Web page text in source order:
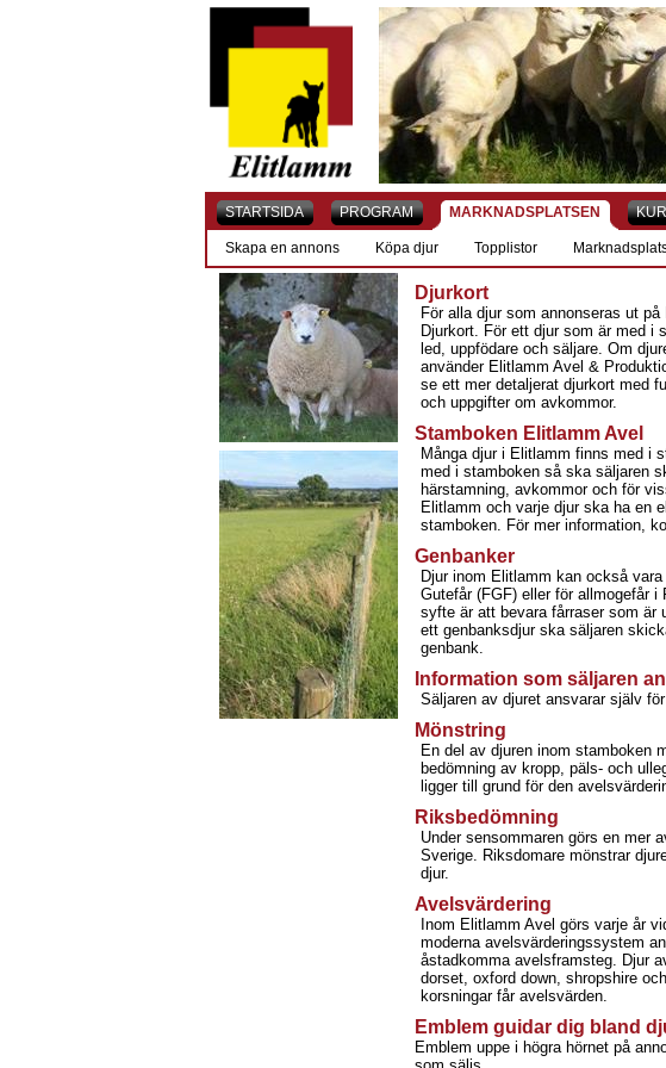
STARTSIDA PROGRAM MARKNADSPLATSEN
Skapa en annons Köpa djur Topplistor
Djurkort
För alla djur som annonseras ut
Djurkort. För ett djur som är med i
led, uppfödare och säljare. Om
använder Elitlamm Avel &
se ett mer detaljerat djurkort med
och uppgifter om avkommor.
Stamboken Elitlamm Avel
Många djur i Elitlamm finns med i
med i stamboken så ska säljaren
härstamning, avkommor och för
Elitlamm och varje djur ska ha en
stamboken. För mer information,
Genbanker
Djur inom Elitlamm kan också
Gutefår (FGF) eller för allmogefår
syfte är att bevara fårraser som är
ett genbanksdjur ska säljaren
genbank.
Information som säljaren
Säljaren av djuret ansvarar själv
Mönstring
En del av djuren inom stamboken
bedömning av kropp, päls- och
ligger till grund för den
Riksbedömning
Under sensommaren görs en mer
Sverige. Riksdomare mönstrar
djur.
Avelsvärdering
Inom Elitlamm Avel görs varje år
moderna avelsvärderingssystem
åstadkomma avelsframsteg. Djur
dorset, oxford down, shropshire
korsningar får avelsvärden.
Emblem guidar dig bland
Emblem uppe i högra hörnet på